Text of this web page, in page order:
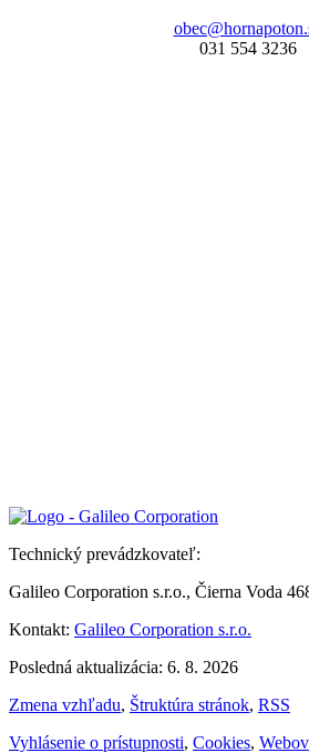
031 554 3236
Technický prevádzkovateľ:
Galileo Corporation s.r.o., Čierna Voda
Kontakt: Galileo Corporation s.r.o.
Posledná aktualizácia: 6. 8. 2026
Zmena vzhľadu, Štruktúra stránok, RSS
Vyhlásenie o prístupnosti, Cookies,